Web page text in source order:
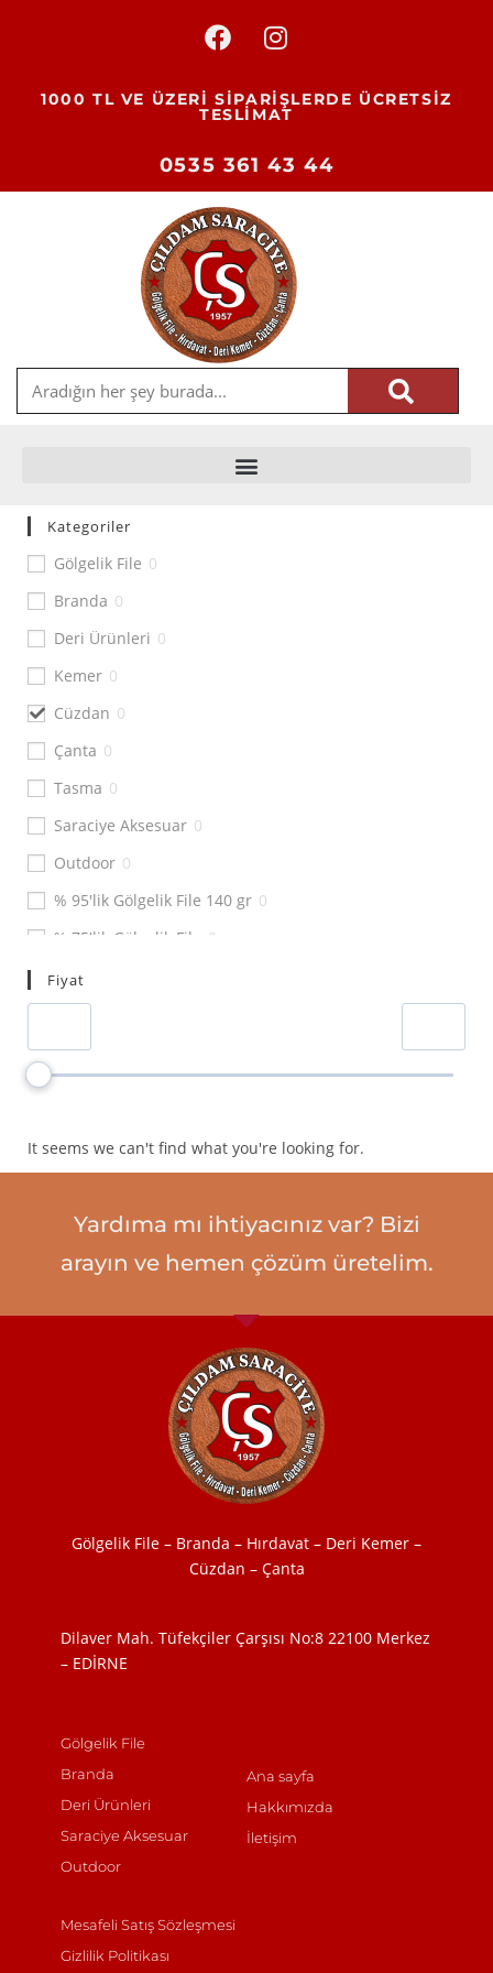
1000 TL VE ÜZERİ SİPARİŞLERDE ÜCRETSİZ
TESLİMAT
0535 361 43 44
Kategoriler
Gölgelik File 0
Branda 0
Deri Ürünleri 0
Kemer 0
Cüzdan 0
Çanta 0
Tasma 0
Saraciye Aksesuar 0
Outdoor 0
% 95'lik Gölgelik File 140 gr 0
% 75'lik Gölgelik File
0
% 55'lik Gölgelik File
Ebatlı Çadır Branda
Deri Bay Cüzdan 0
Deri Bayan Cüzdan 0
Deri Kartlık 0
% 95’lik Gölgelik File 180 gr 0
Fiyat
It seems we can't find what you're looking for.
Yardıma mı ihtiyacınız var? Bizi
arayın ve hemen çözüm üretelim.
Gölgelik File – Branda – Hırdavat – Deri Kemer –
Cüzdan – Çanta
Dilaver Mah. Tüfekçiler Çarşısı No:8 22100 Merkez
– EDİRNE
Gölgelik File
Branda
Deri Ürünleri
Saraciye Aksesuar
Outdoor
Ana sayfa
Hakkımızda
İletişim
Mesafeli Satış Sözleşmesi
Gizlilik Politikası